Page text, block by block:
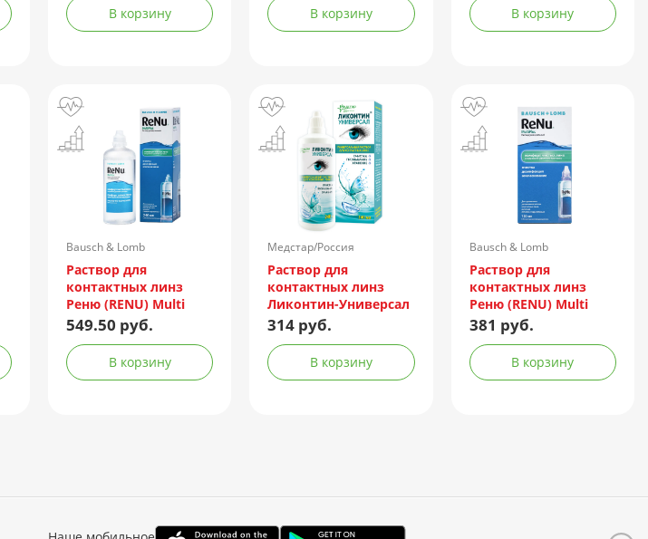
В корзину В корзину В корзину
Bausch & Lomb
Incorporated/Италия
Раствор для
контактных линз
Реню (RENU) Multi
Plus 240мл +
контейнер
549.50 руб.
В корзину
Медстар/Россия
Раствор для
контактных линз
Ликонтин-Универсал
240мл
314 руб.
В корзину
Bausch & Lomb
Incorporated/Италия
Раствор для
контактных линз
Реню (RENU) Multi
Plus 120мл +
контейнер
381 руб.
В корзину